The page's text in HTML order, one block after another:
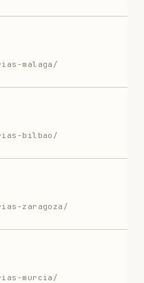
malaga/
bilbao/
zaragoza/
murcia/